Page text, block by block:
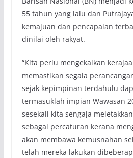
55 tahun yang lalu dan
kemajuan dan pencapaian
dinilai oleh rakyat.
“Kita perlu mengekalkan
memastikan segala
sejak kepimpinan terdahulu
termasuklah impian Wawasan
sesekali kita sengaja
sebagai percaturan kerana
akan membawa kemusnahan
telah mereka lakukan